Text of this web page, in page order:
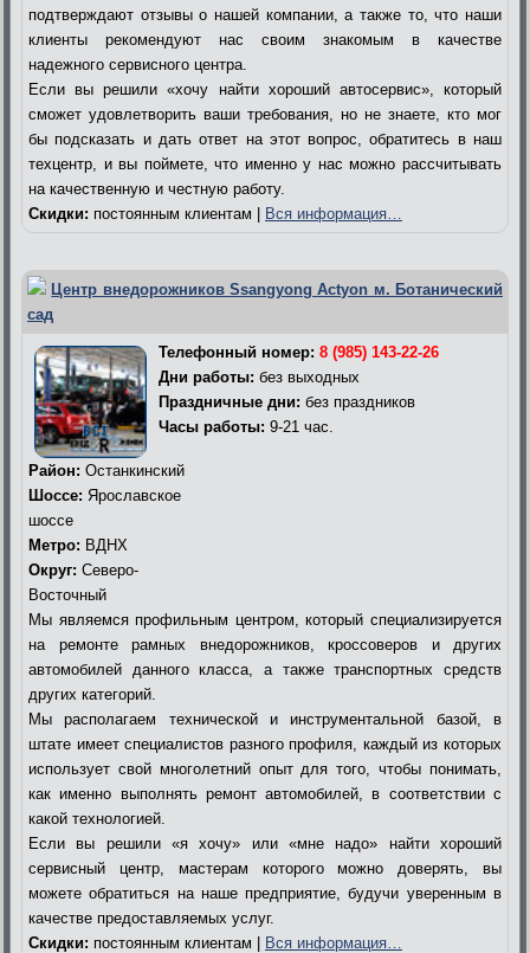
подтверждают отзывы о нашей компании, а также то, что наши
клиенты рекомендуют нас своим знакомым в качестве
надежного сервисного центра.
Если вы решили «хочу найти хороший автосервис», который
сможет удовлетворить ваши требования, но не знаете, кто мог
бы подсказать и дать ответ на этот вопрос, обратитесь в наш
техцентр, и вы поймете, что именно у нас можно рассчитывать
на качественную и честную работу.
Скидки: постоянным клиентам | Вся информация…
Центр внедорожников Ssangyong Actyon м. Ботанический
сад
Телефонный номер: 8 (985) 143-22-26
Дни работы: без выходных
Праздничные дни: без праздников
Часы работы: 9-21 час.
Район: Останкинский
Шоссе: Ярославское
шоссе
Метро: ВДНХ
Округ: Северо-
Восточный
Мы являемся профильным центром, который специализируется
на ремонте рамных внедорожников, кроссоверов и других
автомобилей данного класса, а также транспортных средств
других категорий.
Мы располагаем технической и инструментальной базой, в
штате имеет специалистов разного профиля, каждый из которых
использует свой многолетний опыт для того, чтобы понимать,
как именно выполнять ремонт автомобилей, в соответствии с
какой технологией.
Если вы решили «я хочу» или «мне надо» найти хороший
сервисный центр, мастерам которого можно доверять, вы
можете обратиться на наше предприятие, будучи уверенным в
качестве предоставляемых услуг.
Скидки: постоянным клиентам | Вся информация…